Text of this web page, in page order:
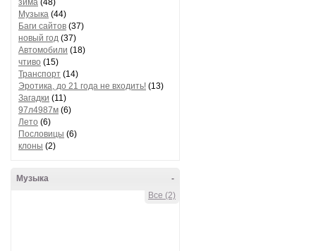
зима (48)
Музыка (44)
Баги сайтов (37)
новый год (37)
Автомобили (18)
чтиво (15)
Транспорт (14)
Эротика, до 21 года не входить! (13)
Загадки (11)
97л4987м (6)
Лето (6)
Пословицы (6)
клоны (2)
-
Музыка
Все (2)